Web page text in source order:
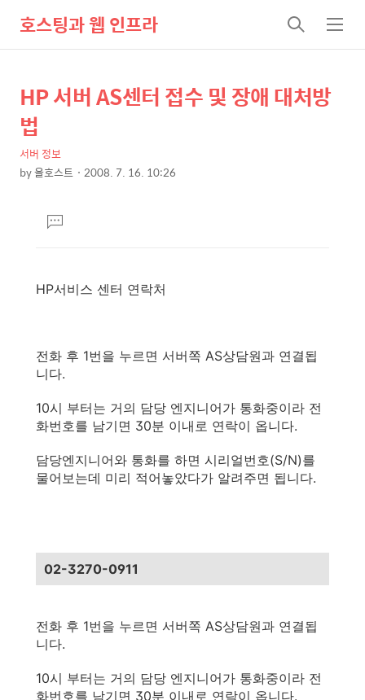
호스팅과 웹 인프라
검
색
메
뉴
상
세
컨
텐
본
문
제
목
HP 서버 AS센터 접수 및 장애 대처방
법
서버 정보
by올호스트 2008. 7. 16. 10:26
댓
글
HP서비스 센터 연락처
전화 후 1번을 누르면 서버쪽 AS상담원과 연결됩
니다.
10시 부터는 거의 담당 엔지니어가 통화중이라 전
화번호를 남기면 30분 이내로 연락이 옵니다.
담당엔지니어와 통화를 하면 시리얼번호(S/N)를
물어보는데 미리 적어놓았다가 알려주면 됩니다.
02-3270-0911
전화 후 1번을 누르면 서버쪽 AS상담원과 연결됩
니다.
10시 부터는 거의 담당 엔지니어가 통화중이라 전
화번호를 남기면 30분 이내로 연락이 옵니다.